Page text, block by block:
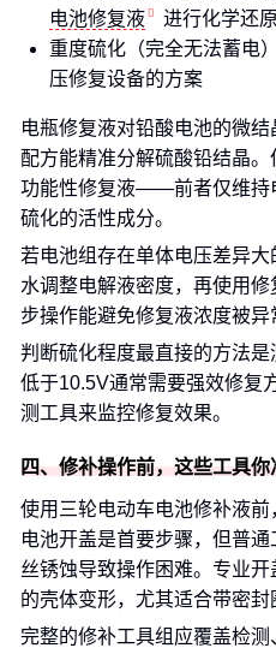
电池修复液
进行化学还原
重度硫化（完全无法蓄电
压修复设备的方案
电瓶修复液对铅酸电池的微
配方能精准分解硫酸铅结晶
功能性修复液——前者仅维持
硫化的活性成分。
若电池组存在单体电压差异
水调整电解液密度，再使用
步操作能避免修复液浓度被异
判断硫化程度最直接的方法
低于10.5V通常需要强效修复
测工具来监控修复效果。
四、修补操作前，这些工具你
使用三轮电动车电池修补液前
电池开盖是首要步骤，但普
丝锈蚀导致操作困难。专业
的壳体变形，尤其适合带密封
完整的修补工具组应覆盖检测